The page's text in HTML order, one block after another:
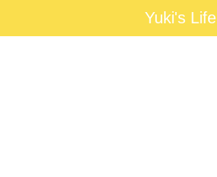
Yuki's LifeYuki's Life